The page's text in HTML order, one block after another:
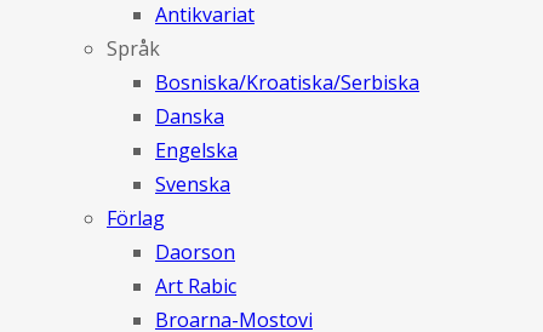
Antikvariat
Språk
Bosniska/Kroatiska/Serbiska
Danska
Engelska
Svenska
Förlag
Daorson
Art Rabic
Broarna-Mostovi